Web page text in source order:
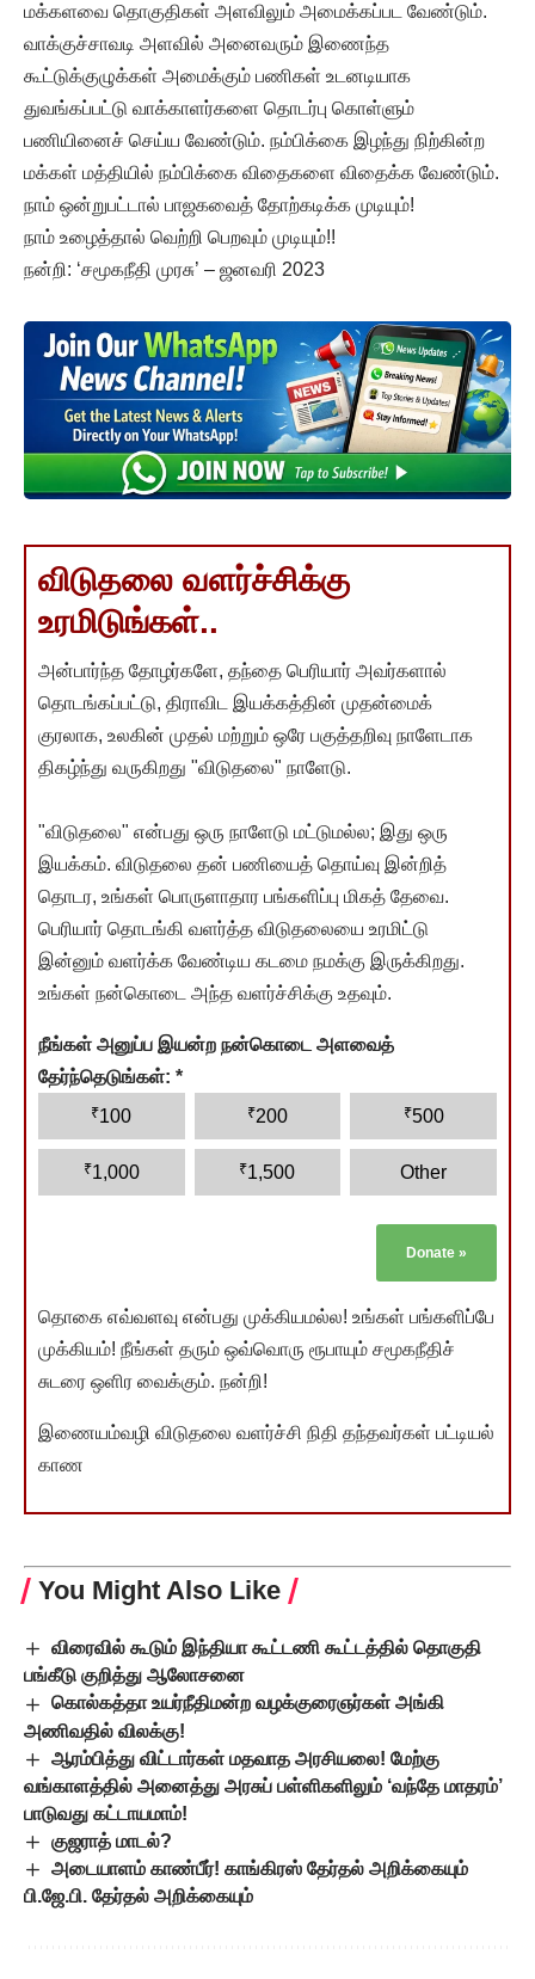
மக்களவை தொகுதிகள் அளவிலும் அமைக்கப்பட வேண்டும்.
வாக்குச்சாவடி அளவில் அனைவரும் இணைந்த
கூட்டுக்குழுக்கள் அமைக்கும் பணிகள் உடனடியாக
துவங்கப்பட்டு வாக்காளர்களை தொடர்பு கொள்ளும்
பணியினைச் செய்ய வேண்டும். நம்பிக்கை இழந்து நிற்கின்ற
மக்கள் மத்தியில் நம்பிக்கை விதைகளை விதைக்க வேண்டும்.
நாம் ஒன்றுபட்டால் பாஜகவைத் தோற்கடிக்க முடியும்!
நாம் உழைத்தால் வெற்றி பெறவும் முடியும்!!
நன்றி: ‘சமூகநீதி முரசு’ – ஜனவரி 2023
விடுதலை வளர்ச்சிக்கு
உரமிடுங்கள்..
அன்பார்ந்த தோழர்களே, தந்தை பெரியார் அவர்களால்
தொடங்கப்பட்டு, திராவிட இயக்கத்தின் முதன்மைக்
குரலாக, உலகின் முதல் மற்றும் ஒரே பகுத்தறிவு நாளேடாக
திகழ்ந்து வருகிறது "விடுதலை" நாளேடு.
"விடுதலை" என்பது ஒரு நாளேடு மட்டுமல்ல; இது ஒரு
இயக்கம். விடுதலை தன் பணியைத் தொய்வு இன்றித்
தொடர, உங்கள் பொருளாதார பங்களிப்பு மிகத் தேவை.
பெரியார் தொடங்கி வளர்த்த விடுதலையை உரமிட்டு
இன்னும் வளர்க்க வேண்டிய கடமை நமக்கு இருக்கிறது.
உங்கள் நன்கொடை அந்த வளர்ச்சிக்கு உதவும்.
நீங்கள் அனுப்ப இயன்ற நன்கொடை அளவைத்
தேர்ந்தெடுங்கள்: *
₹100 ₹200 ₹500
₹1,000 ₹1,500 Other
Donate »
தொகை எவ்வளவு என்பது முக்கியமல்ல! உங்கள் பங்களிப்பே
முக்கியம்! நீங்கள் தரும் ஒவ்வொரு ரூபாயும் சமூகநீதிச்
சுடரை ஒளிர வைக்கும். நன்றி!
இணையம்வழி விடுதலை வளர்ச்சி நிதி தந்தவர்கள் பட்டியல்
காண
You Might Also Like
விரைவில் கூடும் இந்தியா கூட்டணி கூட்டத்தில் தொகுதி
பங்கீடு குறித்து ஆலோசனை
கொல்கத்தா உயர்நீதிமன்ற வழக்குரைஞர்கள் அங்கி
அணிவதில் விலக்கு!
ஆரம்பித்து விட்டார்கள் மதவாத அரசியலை! மேற்கு
வங்காளத்தில் அனைத்து அரசுப் பள்ளிகளிலும் ‘வந்தே மாதரம்’
பாடுவது கட்டாயமாம்!
குஜராத் மாடல்?
அடையாளம் காண்பீர்! காங்கிரஸ் தேர்தல் அறிக்கையும்
பி.ஜே.பி. தேர்தல் அறிக்கையும்